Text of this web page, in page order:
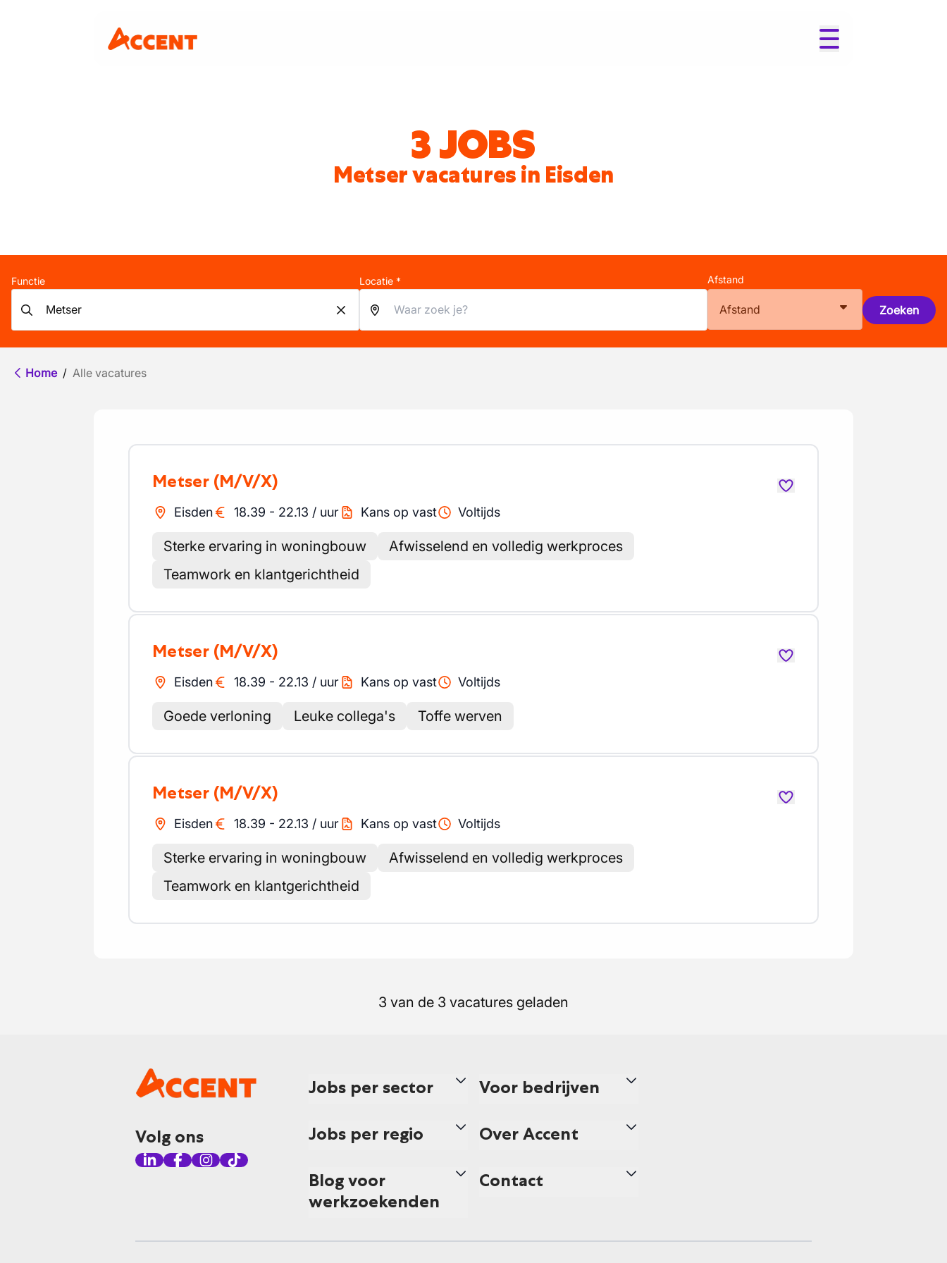
3 JOBS
Metser vacatures in Eisden
Functie Locatie * Afstand
Afstand Zoeken
Home / Alle vacatures
Metser (M/V/X)
Eisden 18.39 - 22.13 / uur Kans op vast Voltijds
Sterke ervaring in woningbouw
Afwisselend en volledig werkproces
Teamwork en klantgerichtheid
Metser (M/V/X)
Eisden 18.39 - 22.13 / uur Kans op vast Voltijds
Goede verloning Leuke collega's Toffe werven
Metser (M/V/X)
Eisden 18.39 - 22.13 / uur Kans op vast Voltijds
Sterke ervaring in woningbouw
Afwisselend en volledig werkproces
Teamwork en klantgerichtheid
3 van de 3 vacatures geladen
Volg ons
Jobs per sector
Jobs per regio
Blog voor
werkzoekenden
Voor bedrijven
Over Accent
Contact